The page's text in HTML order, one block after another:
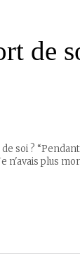
de
soi ?
n'avais plus